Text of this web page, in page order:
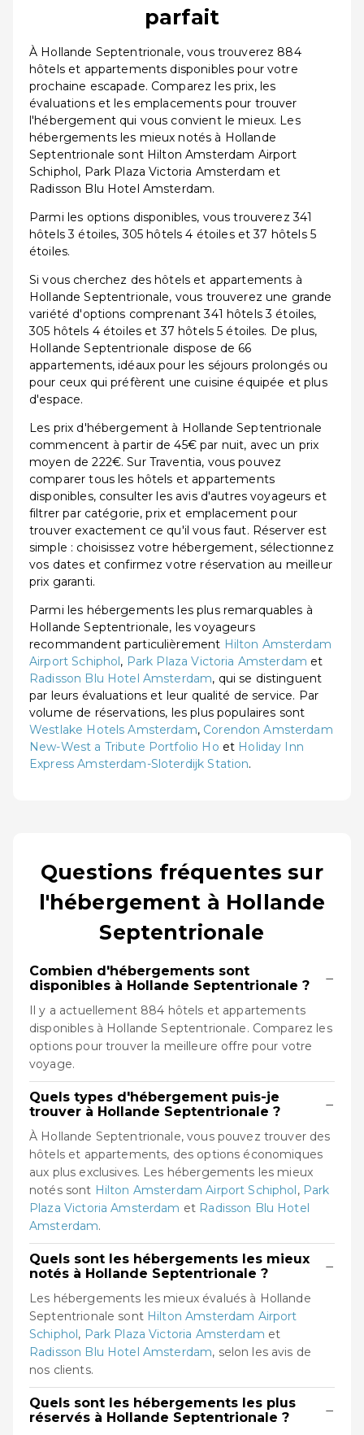
parfait
À Hollande Septentrionale, vous trouverez 884
hôtels et appartements disponibles pour votre
prochaine escapade. Comparez les prix, les
évaluations et les emplacements pour trouver
l'hébergement qui vous convient le mieux. Les
hébergements les mieux notés à Hollande
Septentrionale sont Hilton Amsterdam Airport
Schiphol, Park Plaza Victoria Amsterdam et
Radisson Blu Hotel Amsterdam.
Parmi les options disponibles, vous trouverez 341
hôtels 3 étoiles, 305 hôtels 4 étoiles et 37 hôtels 5
étoiles.
Si vous cherchez des hôtels et appartements à
Hollande Septentrionale, vous trouverez une grande
variété d'options comprenant 341 hôtels 3 étoiles,
305 hôtels 4 étoiles et 37 hôtels 5 étoiles. De plus,
Hollande Septentrionale dispose de 66
appartements, idéaux pour les séjours prolongés ou
pour ceux qui préfèrent une cuisine équipée et plus
d'espace.
Les prix d'hébergement à Hollande Septentrionale
commencent à partir de 45€ par nuit, avec un prix
moyen de 222€. Sur Traventia, vous pouvez
comparer tous les hôtels et appartements
disponibles, consulter les avis d'autres voyageurs et
filtrer par catégorie, prix et emplacement pour
trouver exactement ce qu'il vous faut. Réserver est
simple : choisissez votre hébergement, sélectionnez
vos dates et confirmez votre réservation au meilleur
prix garanti.
Parmi les hébergements les plus remarquables à
Hollande Septentrionale, les voyageurs
recommandent particulièrement Hilton Amsterdam
Airport Schiphol, Park Plaza Victoria Amsterdam et
Radisson Blu Hotel Amsterdam, qui se distinguent
par leurs évaluations et leur qualité de service. Par
volume de réservations, les plus populaires sont
Westlake Hotels Amsterdam, Corendon Amsterdam
New-West a Tribute Portfolio Ho et Holiday Inn
Express Amsterdam-Sloterdijk Station.
Questions fréquentes sur
l'hébergement à Hollande
Septentrionale
Combien d'hébergements sont
disponibles à Hollande Septentrionale ?
−
Il y a actuellement 884 hôtels et appartements
disponibles à Hollande Septentrionale. Comparez les
options pour trouver la meilleure offre pour votre
voyage.
Quels types d'hébergement puis-je
trouver à Hollande Septentrionale ?
−
À Hollande Septentrionale, vous pouvez trouver des
hôtels et appartements, des options économiques
aux plus exclusives. Les hébergements les mieux
notés sont Hilton Amsterdam Airport Schiphol, Park
Plaza Victoria Amsterdam et Radisson Blu Hotel
Amsterdam.
Quels sont les hébergements les mieux
notés à Hollande Septentrionale ?
−
Les hébergements les mieux évalués à Hollande
Septentrionale sont Hilton Amsterdam Airport
Schiphol, Park Plaza Victoria Amsterdam et
Radisson Blu Hotel Amsterdam, selon les avis de
nos clients.
Quels sont les hébergements les plus
réservés à Hollande Septentrionale ?
−